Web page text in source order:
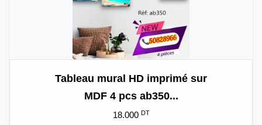
Tableau mural HD imprimé sur
MDF 4 pcs ab350...
18.000 DT